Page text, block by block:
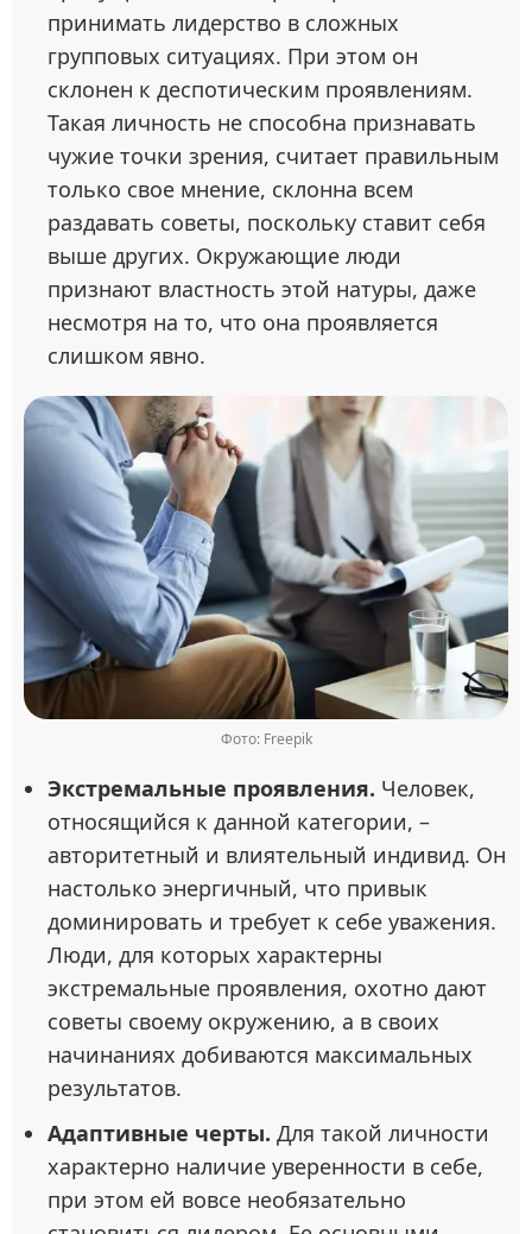
принимать лидерство в сложных
групповых ситуациях. При этом он
склонен к деспотическим проявлениям.
Такая личность не способна признавать
чужие точки зрения, считает правильным
только свое мнение, склонна всем
раздавать советы, поскольку ставит себя
выше других. Окружающие люди
признают властность этой натуры, даже
несмотря на то, что она проявляется
слишком явно.
Фото: Freepik
Экстремальные проявления. Человек,
относящийся к данной категории, –
авторитетный и влиятельный индивид. Он
настолько энергичный, что привык
доминировать и требует к себе уважения.
Люди, для которых характерны
экстремальные проявления, охотно дают
советы своему окружению, а в своих
начинаниях добиваются максимальных
результатов.
Адаптивные черты. Для такой личности
характерно наличие уверенности в себе,
при этом ей вовсе необязательно